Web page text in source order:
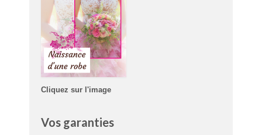
Cliquez sur l'image
Vos garanties